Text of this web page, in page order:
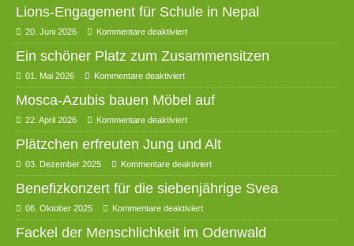
Lions-Engagement für Schule in Nepal
20. Juni 2026 Kommentare deaktiviert
Ein schöner Platz zum Zusammensitzen
01. Mai 2026 Kommentare deaktiviert
Mosca-Azubis bauen Möbel auf
22. April 2026 Kommentare deaktiviert
Plätzchen erfreuten Jung und Alt
03. Dezember 2025 Kommentare deaktiviert
Benefizkonzert für die siebenjährige Svea
06. Oktober 2025 Kommentare deaktiviert
Fackel der Menschlichkeit im Odenwald